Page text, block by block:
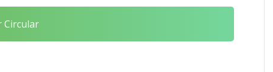
Circular